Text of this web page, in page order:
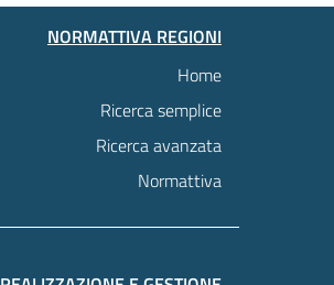
NORMATTIVA REGIONI
Home
Ricerca semplice
Ricerca avanzata
Normattiva